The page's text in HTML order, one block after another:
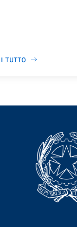
TUTTO